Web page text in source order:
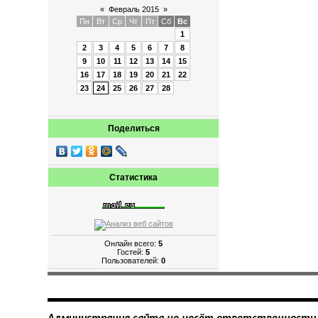
« Февраль 2015 »
Пн
Вт Ср Чт Пт Сб
Вс
1
2
3 4 5 6 7
8
9
10 11 12 13 14
15
16
17 18 19 20 21
22
23
24 25 26 27 28
Поделиться
Статистика
Онлайн всего:5
Гостей:5
Пользователей:0